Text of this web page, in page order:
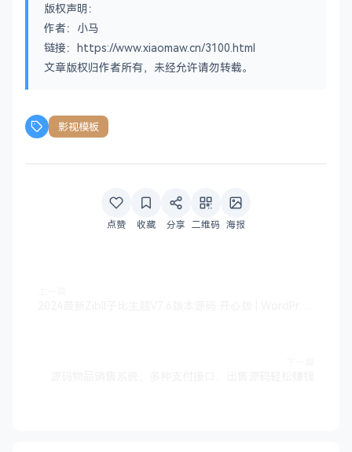
版权声明：
作者：小马
链接：https://www.xiaomaw.cn/3100.html
文章版权归作者所有，未经允许请勿转载。
影视模板
点赞 收藏 分享 二维码 海报